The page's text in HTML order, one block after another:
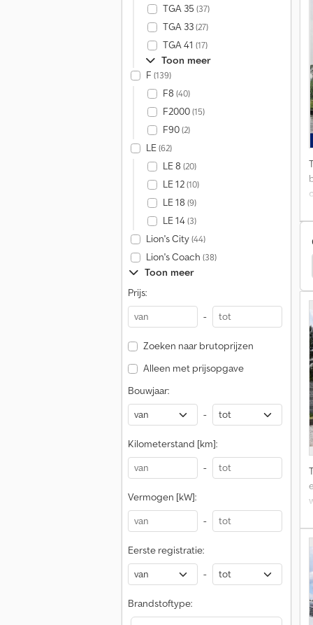
TGA 35 (37)
TGA 33(27)
TGA 41 (17)
Toon meer
F (139)
F8 (40)
F2000(15)
F90(2)
LE(62)
LE 8 (20)
LE 12(10)
LE 18 (9)
LE 14(3)
Lion's City(44)
Lion's Coach (38)
Toon meer
Prijs:
-
Zoeken naar brutoprijzen
Alleen met prijsopgave
Bouwjaar:
-
Kilometerstand [km]:
-
Vermogen [kW]:
-
Eerste registratie:
-
Brandstoftype:
Iveco Eurocargo Ml Vrachtwagens